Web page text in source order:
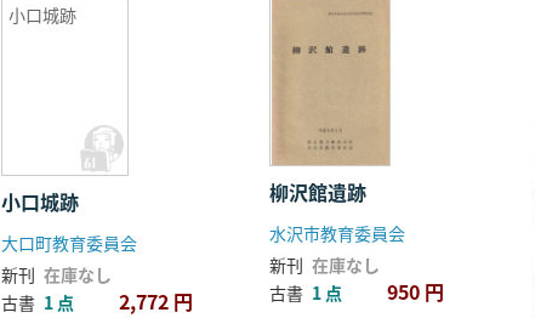
小口城跡
小口城跡
大口町教育委員会
新刊 在庫なし
古書 1 点 2,772 円
柳沢館遺跡
水沢市教育委員会
新刊 在庫なし
古書 1 点 950 円